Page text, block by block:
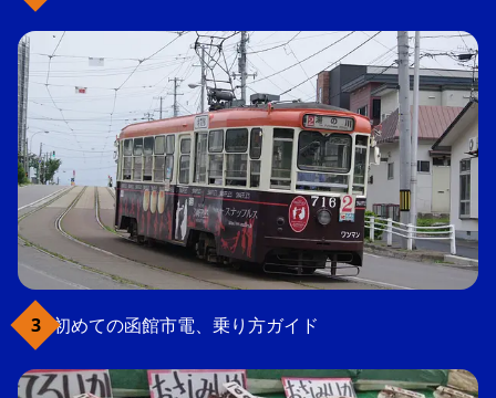
初めての函館市電、乗り方ガイド